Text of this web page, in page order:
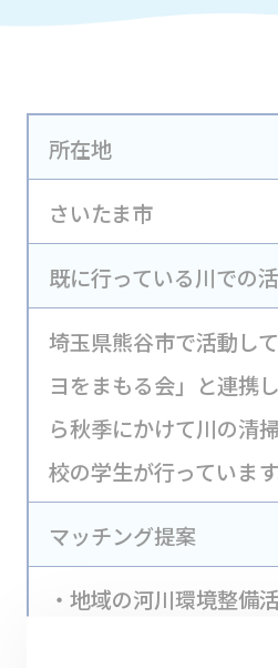
所在地
さいたま市
既に行っている川での
埼玉県熊谷市で活動し
ヨをまもる会」と連携
ら秋季にかけて川の清
校の学生が行っています
マッチング提案
・地域の河川環境整備